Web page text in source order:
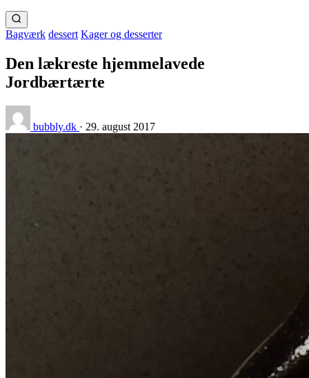
Bagværk dessert Kager og desserter
Den lækreste hjemmelavede
Jordbærtærte
bubbly.dk · 29. august 2017